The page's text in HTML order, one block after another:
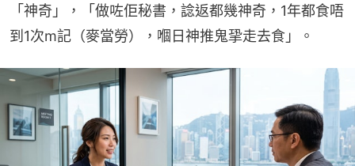
「神奇」，「做咗佢秘書，諗返都幾神奇，1年都食唔
到1次m記（麥當勞），嗰日神推鬼㧬走去食」。